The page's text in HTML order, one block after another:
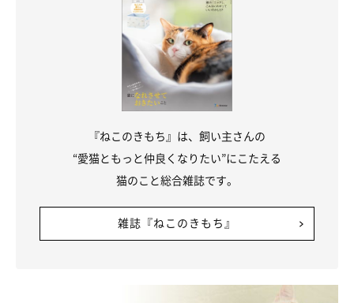
『ねこのきもち』は、飼い主さんの
“愛猫ともっと仲良くなりたい”にこたえる
猫のこと総合雑誌です。
雑誌『ねこのきもち』